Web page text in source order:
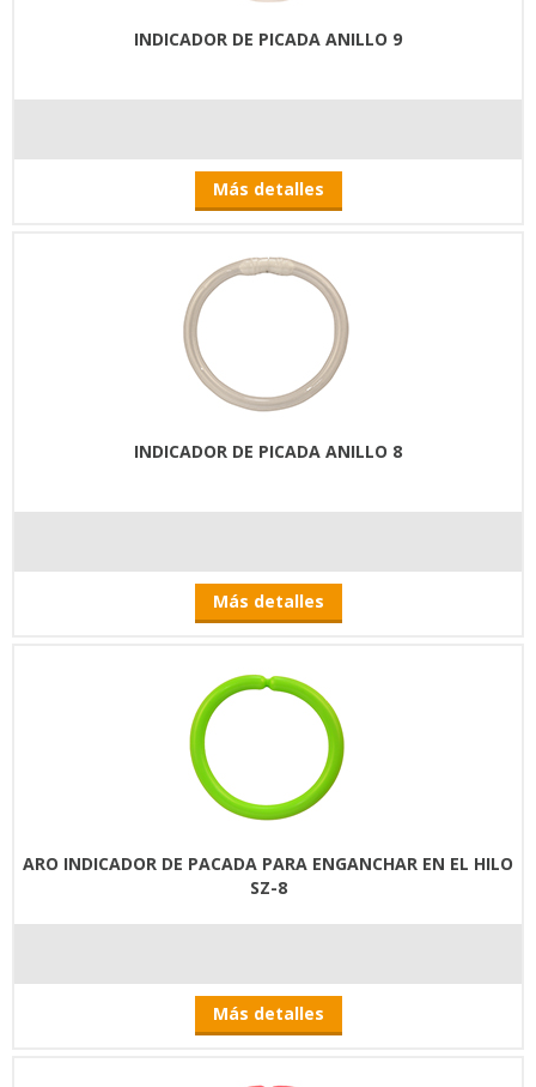
INDICADOR DE PICADA ANILLO 9
Más detalles
INDICADOR DE PICADA ANILLO 8
Más detalles
ARO INDICADOR DE PACADA PARA ENGANCHAR EN EL HILO
SZ-8
Más detalles